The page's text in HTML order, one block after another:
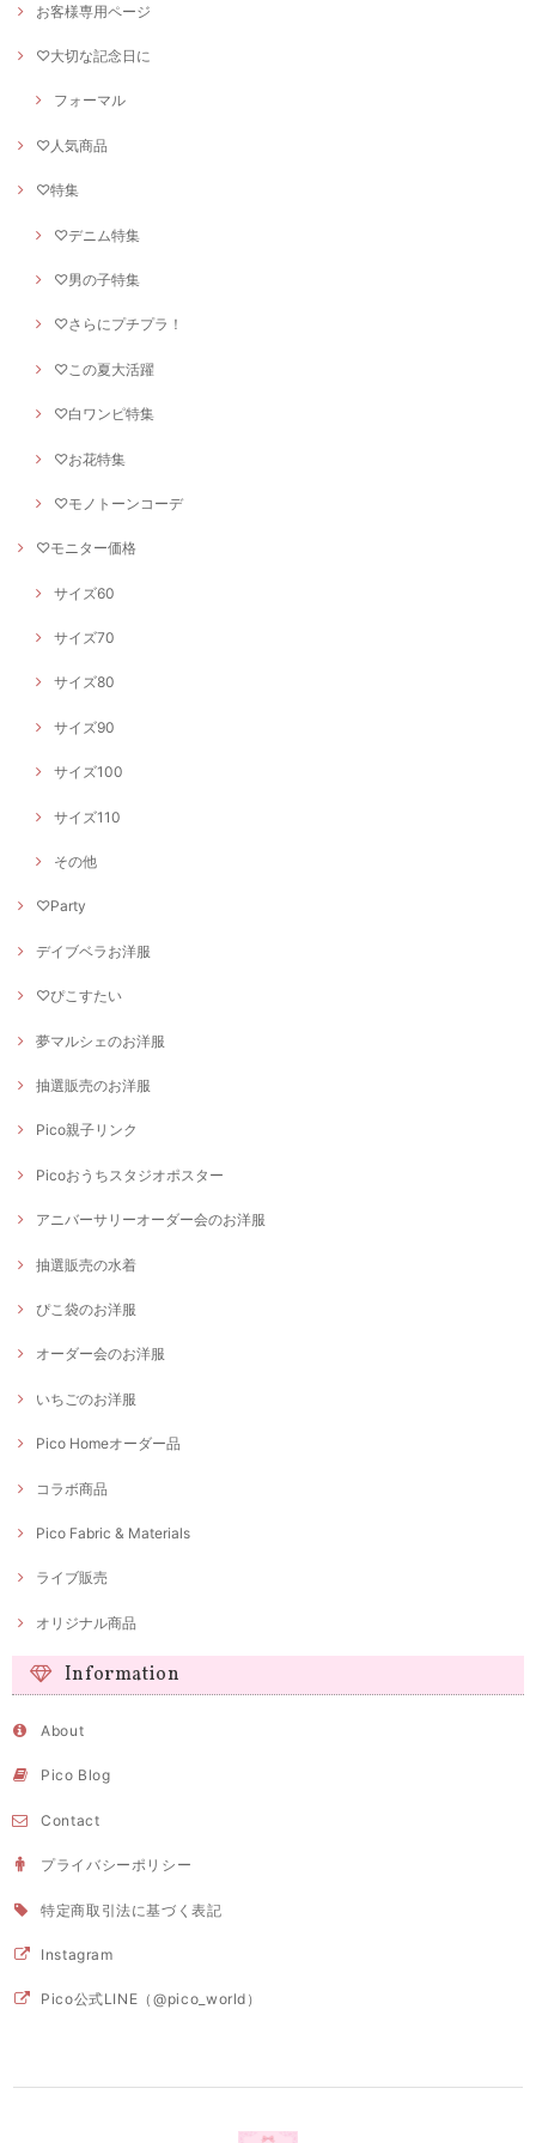
お客様専用ページ
♡大切な記念日に
フォーマル
♡人気商品
♡特集
♡デニム特集
♡男の子特集
♡さらにプチプラ！
♡この夏大活躍
♡白ワンピ特集
♡お花特集
♡モノトーンコーデ
♡モニター価格
サイズ60
サイズ70
サイズ80
サイズ90
サイズ100
サイズ110
その他
♡Party
デイブベラお洋服
♡ぴこすたい
夢マルシェのお洋服
抽選販売のお洋服
Pico親子リンク
Picoおうちスタジオポスター
アニバーサリーオーダー会のお洋服
抽選販売の水着
ぴこ袋のお洋服
オーダー会のお洋服
いちごのお洋服
Pico Homeオーダー品
コラボ商品
Pico Fabric & Materials
ライブ販売
オリジナル商品
Information
About
Pico Blog
Contact
プライバシーポリシー
特定商取引法に基づく表記
Instagram
Pico公式LINE（@pico_world）